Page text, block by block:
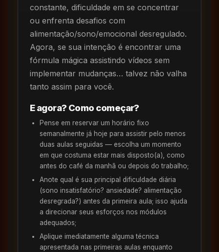
constante, dificuldade em se concentrar
ou enfrenta desafios com
alimentação/sono/emocional desregulado.
Agora, se sua intenção é encontrar uma
fórmula mágica assistindo vídeos sem
implementar mudanças… talvez não valha
tanto assim para você.
E agora? Como começar?
Pense em reservar um horário fixo
semanalmente já hoje para assistir pelo menos
duas aulas seguidas — escolha um momento
em que costuma estar mais disposto(a), como
antes do café da manhã ou depois do trabalho;
Anote qual é sua principal dificuldade diária
(sono insatisfatório? ansiedade? alimentação
desregrada?) antes da primeira aula; isso ajuda
a direcionar seus esforços nos módulos
adequados;
Aplique imediatamente alguma técnica
apresentada nas primeiras aulas enquanto